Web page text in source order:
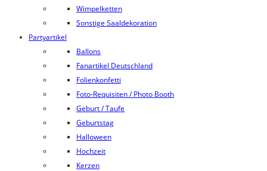
Wimpelketten
Sonstige Saaldekoration
Partyartikel
Ballons
Fanartikel Deutschland
Folienkonfetti
Foto-Requisiten / Photo Booth
Geburt / Taufe
Geburtstag
Halloween
Hochzeit
Kerzen